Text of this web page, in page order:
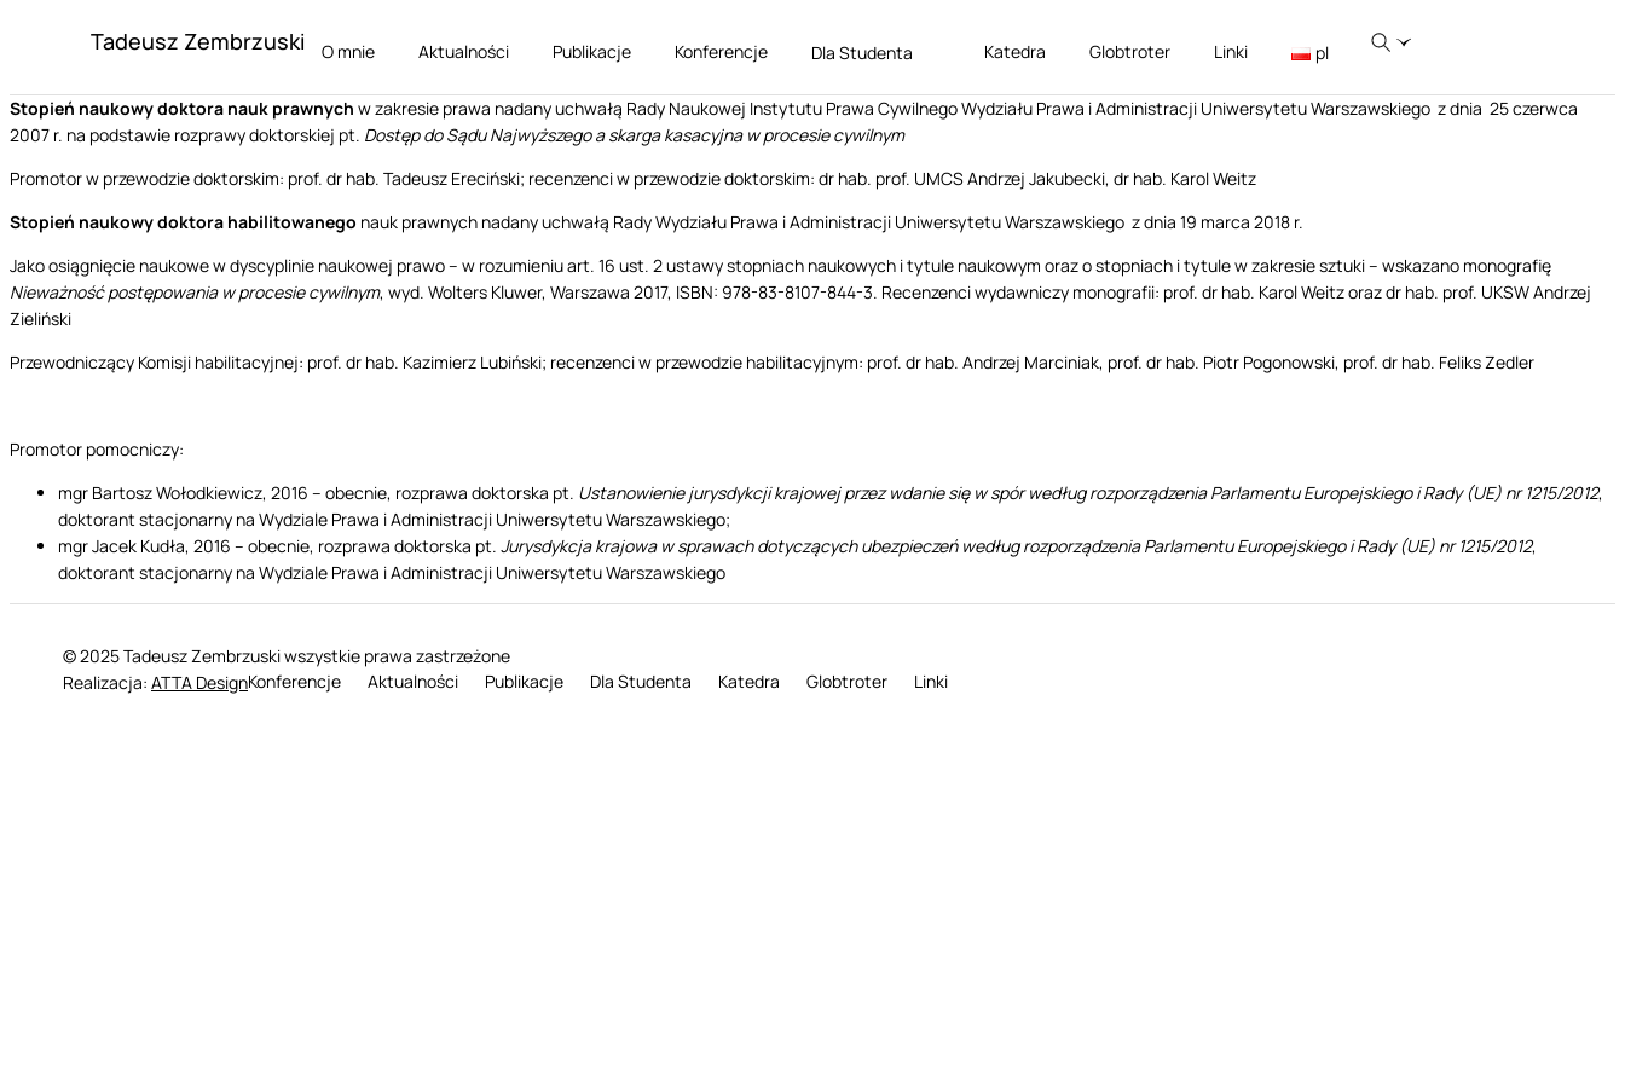
Tadeusz Zembrzuski O mnie Aktualności Publikacje Konferencje Dla Studenta Katedra Globtroter Linki pl
Stopień naukowy doktora nauk prawnych w zakresie prawa nadany uchwałą Rady Naukowej Instytutu Prawa Cywilnego Wydziału Prawa i Administracji Uniwersytetu Warszawskiego z dnia 25 czerwca
2007 r. na podstawie rozprawy doktorskiej pt. Dostęp do Sądu Najwyższego a skarga kasacyjna w procesie cywilnym
Promotor w przewodzie doktorskim: prof. dr hab. Tadeusz Ereciński; recenzenci w przewodzie doktorskim: dr hab. prof. UMCS Andrzej Jakubecki, dr hab. Karol Weitz
Stopień naukowy doktora habilitowanego nauk prawnych nadany uchwałą Rady Wydziału Prawa i Administracji Uniwersytetu Warszawskiego z dnia 19 marca 2018 r.
Jako osiągnięcie naukowe w dyscyplinie naukowej prawo – w rozumieniu art. 16 ust. 2 ustawy stopniach naukowych i tytule naukowym oraz o stopniach i tytule w zakresie sztuki – wskazano monografię
Nieważność postępowania w procesie cywilnym, wyd. Wolters Kluwer, Warszawa 2017, ISBN: 978-83-8107-844-3. Recenzenci wydawniczy monografii: prof. dr hab. Karol Weitz oraz dr hab. prof. UKSW Andrzej
Zieliński
Przewodniczący Komisji habilitacyjnej: prof. dr hab. Kazimierz Lubiński; recenzenci w przewodzie habilitacyjnym: prof. dr hab. Andrzej Marciniak, prof. dr hab. Piotr Pogonowski, prof. dr hab. Feliks Zedler
Promotor pomocniczy:
mgr Bartosz Wołodkiewicz, 2016 – obecnie, rozprawa doktorska pt. Ustanowienie jurysdykcji krajowej przez wdanie się w spór według rozporządzenia Parlamentu Europejskiego i Rady (UE) nr 1215/2012,
doktorant stacjonarny na Wydziale Prawa i Administracji Uniwersytetu Warszawskiego;
mgr Jacek Kudła, 2016 – obecnie, rozprawa doktorska pt. Jurysdykcja krajowa w sprawach dotyczących ubezpieczeń według rozporządzenia Parlamentu Europejskiego i Rady (UE) nr 1215/2012,
doktorant stacjonarny na Wydziale Prawa i Administracji Uniwersytetu Warszawskiego
© 2025 Tadeusz Zembrzuski wszystkie prawa zastrzeżone
Realizacja: ATTA DesignKonferencje Aktualności Publikacje Dla Studenta Katedra Globtroter Linki